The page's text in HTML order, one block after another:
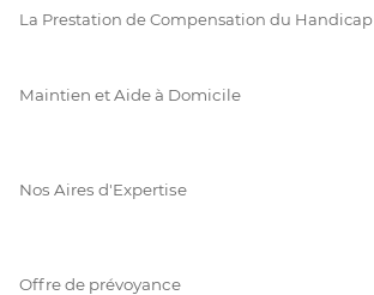
La Prestation de Compensation du Handicap
Maintien et Aide à Domicile
Nos Aires d'Expertise
Offre de prévoyance